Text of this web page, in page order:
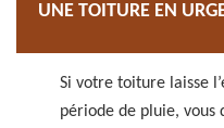
UNE TOITURE EN
Si votre toiture laisse
période de pluie, vous